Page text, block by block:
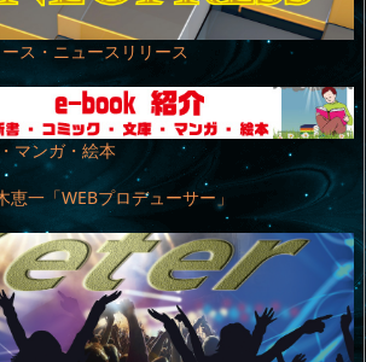
ス・ニュースリリース
マンガ・絵本
一「WEBプロデューサー」